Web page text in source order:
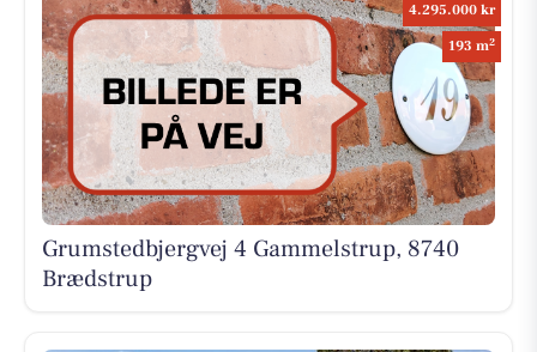
4.295.000 kr
193 m2
Grumstedbjergvej 4 Gammelstrup, 8740
Brædstrup